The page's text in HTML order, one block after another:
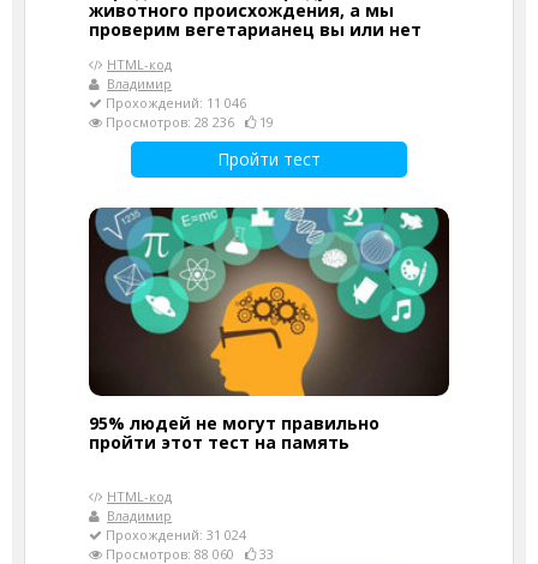
животного происхождения, а мы
проверим вегетарианец вы или нет
HTML-код
Владимир
Прохождений: 11 046
Просмотров: 28 236
19
Пройти тест
95% людей не могут правильно
пройти этот тест на память
HTML-код
Владимир
Прохождений: 31 024
Просмотров: 88 060
33